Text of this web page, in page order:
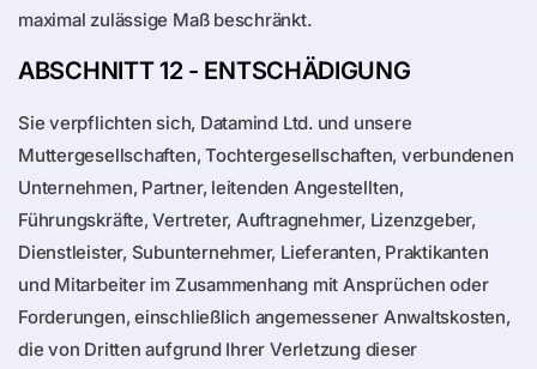
maximal zulässige Maß beschränkt.
ABSCHNITT 12 - ENTSCHÄDIGUNG
Sie verpflichten sich, Datamind Ltd. und unsere
Muttergesellschaften, Tochtergesellschaften, verbundenen
Unternehmen, Partner, leitenden Angestellten,
Führungskräfte, Vertreter, Auftragnehmer, Lizenzgeber,
Dienstleister, Subunternehmer, Lieferanten, Praktikanten
und Mitarbeiter im Zusammenhang mit Ansprüchen oder
Forderungen, einschließlich angemessener Anwaltskosten,
die von Dritten aufgrund Ihrer Verletzung dieser